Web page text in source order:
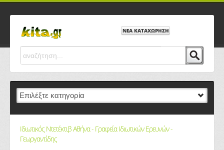
ΝΕΑ ΚΑΤΑΧΩΡΗΣΗ
Ιδιωτικός Ντετέκτιβ Αθήνα - Γραφεία Ιδιωτικών Ερευνών -
Γεωργαντίδης